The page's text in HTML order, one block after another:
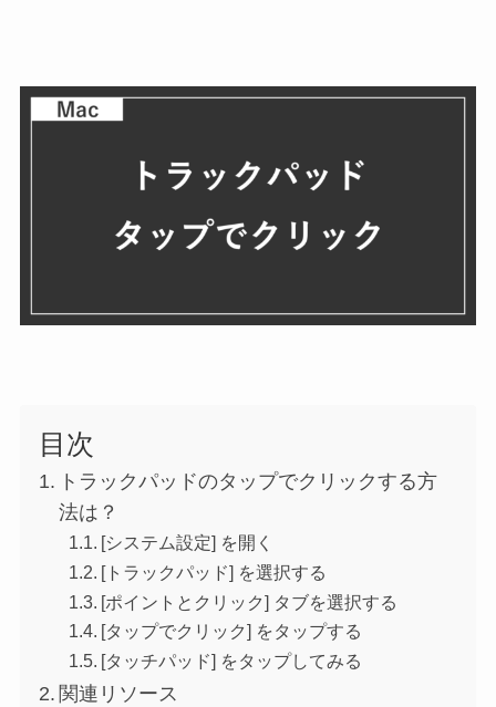
目次
トラックパッドのタップでクリックする方
法は？
[システム設定] を開く
[トラックパッド] を選択する
[ポイントとクリック] タブを選択する
[タップでクリック] をタップする
[タッチパッド] をタップしてみる
関連リソース